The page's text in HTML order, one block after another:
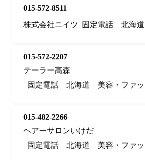
015-572-8511
株式会社ニイツ
固定電話 北海道
015-572-2207
テーラー髙森
固定電話
北海道 美容・ファ
015-482-2266
ヘアーサロンいけだ
固定電話
北海道 美容・ファ